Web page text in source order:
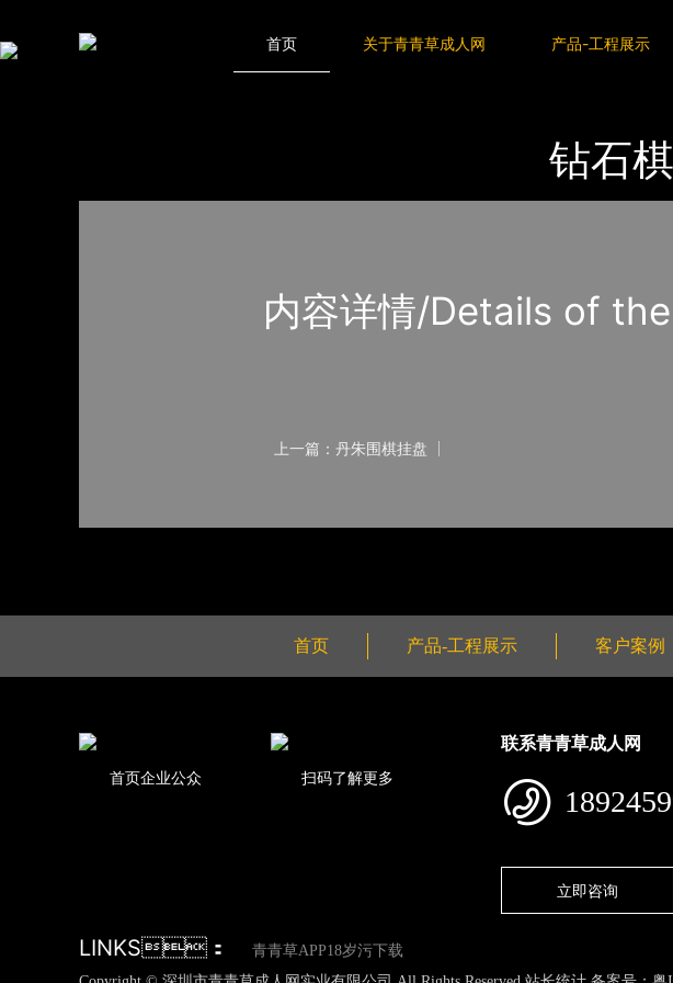
首页 关于青青草成人网 产品-工程展示
产品-工程展示 体育用品
钻石
内容详情/Details of
上一篇：丹朱围棋挂盘
首页 产品-工程展示 客户案例
首页企业公众 扫码了解更多
联系青青草成人网
立即咨询
LINKS：
青青草APP18岁污下载